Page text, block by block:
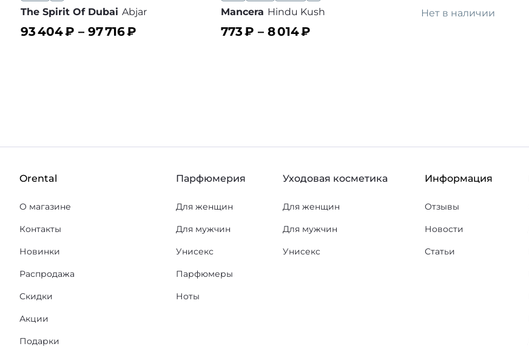
The Spirit Of Dubai Abjar
93 404₽ – 97 716₽
Mancera Hindu Kush
773₽ – 8 014₽
Нет в наличии
Orental
О магазине
Контакты
Новинки
Распродажа
Скидки
Акции
Подарки
Парфюмерия
Для женщин
Для мужчин
Унисекс
Парфюмеры
Ноты
Уходовая косметика
Для женщин
Для мужчин
Унисекс
Информация
Отзывы
Новости
Статьи